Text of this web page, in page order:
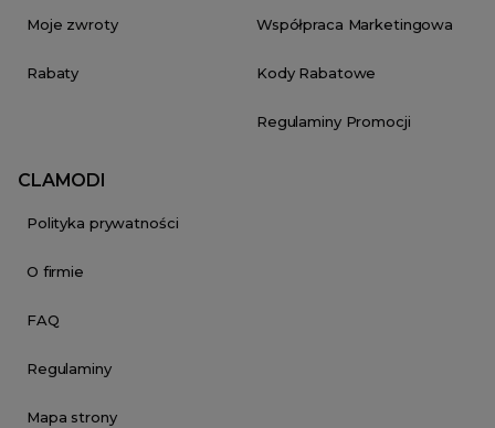
Moje zwroty
Rabaty
Współpraca Marketingowa
Kody Rabatowe
Regulaminy Promocji
CLAMODI
Polityka prywatności
O firmie
FAQ
Regulaminy
Mapa strony